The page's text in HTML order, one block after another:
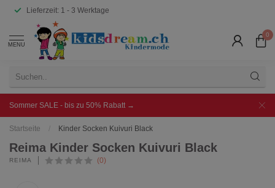
Lieferzeit: 1 - 3 Werktage
MENU
0
Sommer SALE - bis zu 50% Rabatt →
Startseite / Kinder Socken Kuivuri Black
Reima Kinder Socken Kuivuri Black
REIMA (0)